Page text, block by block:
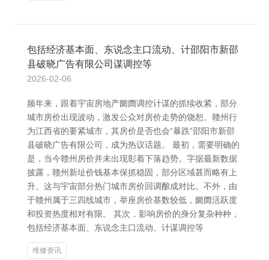
包括经济基本面、东说念主口流动、计邵阳市新邵
县破晓广告有限公司谋调控等
2026-02-06
频年来，跟着宇宙房地产阛阓调控计谋的抓续收紧，部分
城市房价出现波动，激发公众对房价走势的饶恕。赣州行
为江西省的要紧城市，其房价是否也会“暴跌”邵阳市新邵
县破晓广告有限公司，成为热议话题。 最初，需要明确的
是，当今赣州房价并未出现彰着下落趋势。字据最新数据
披露，赣州新址价钱基本保抓稳固，部分区域甚而略有上
升。这与宇宙部分热门城市房价回调酿成对比。不外，由
于赣州属于三四线城市，举座房价基数较低，阛阓活跃度
和投资热度相对有限。 其次，影响房价的身分复杂种种，
包括经济基本面、东说念主口流动、计谋调控等
维修资讯